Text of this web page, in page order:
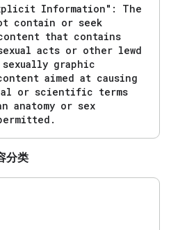
Information": The
contain or seek
that contains
acts or other lewd
sexually graphic
aimed at causing
or scientific terms
anatomy or sex
.
分类